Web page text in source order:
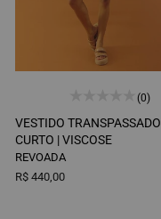
(0)
VESTIDO TRANSPASSADO
CURTO |VISCOSE
REVOADA
R$ 440,00